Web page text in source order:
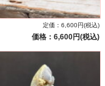
定価：6,600円(税込)
価格：6,600円(税込)